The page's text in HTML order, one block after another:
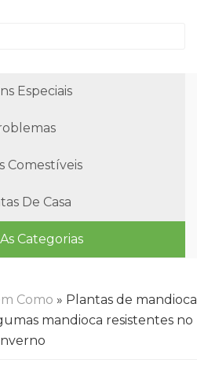
Especiais
Comestíveis
De Casa
Categorias
Como » Plantas de mandioca
mandioca resistentes no